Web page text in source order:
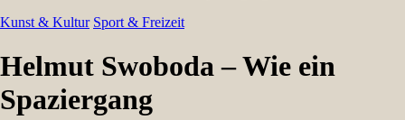
Kunst & Kultur Sport & Freizeit
Helmut Swoboda – Wie ein
Spaziergang